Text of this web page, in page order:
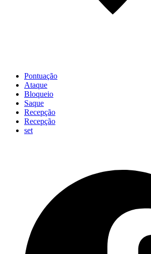
Pontuação
Ataque
Bloqueio
Saque
Recepção
Recepção
set